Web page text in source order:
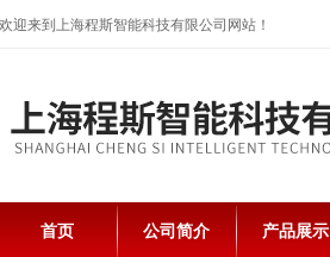
欢迎来到上海程斯智能科技有限公司网站！
首页 公司简介 产品展示